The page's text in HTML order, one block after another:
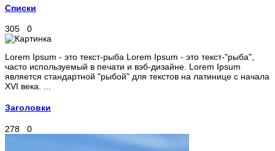
Списки
305 0
Lorem Ipsum - это текст-рыба Lorem Ipsum - это текст-"рыба",
часто используемый в печати и вэб-дизайне. Lorem Ipsum
является стандартной "рыбой" для текстов на латинице с начала
XVI века. ...
Заголовки
278 0